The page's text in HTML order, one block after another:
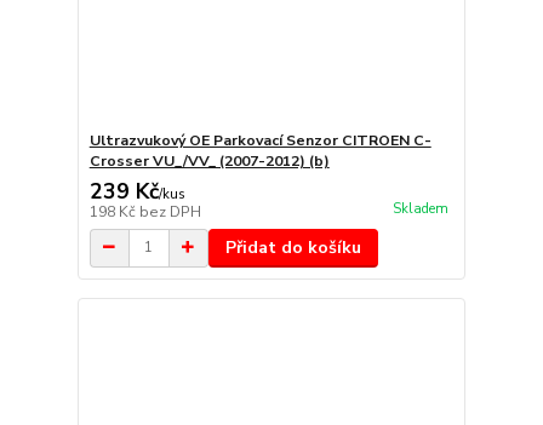
Ultrazvukový OE Parkovací Senzor CITROEN C-
Crosser VU_/VV_ (2007-2012) (b)
239 Kč/kus
198 Kč bez DPH Skladem
Přidat do košíku